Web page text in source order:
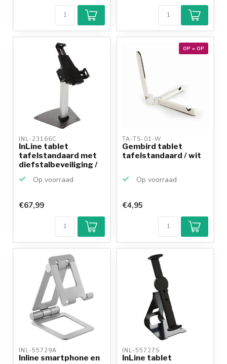
INL-23166C
InLine tablet
tafelstandaard met
diefstalbeveiliging /
Op voorraad
€67,99
OP = OP
TA-TS-01-W
Gembird tablet
tafelstandaard / wit
Op voorraad
€4,95
INL-55729A
Inline smartphone en
INL-55727S
InLine tablet